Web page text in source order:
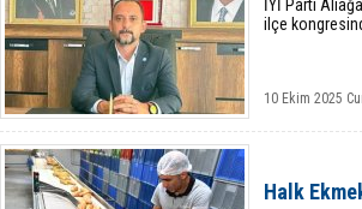
İYİ Parti
ilçe
10 Ekim 2025
Halk